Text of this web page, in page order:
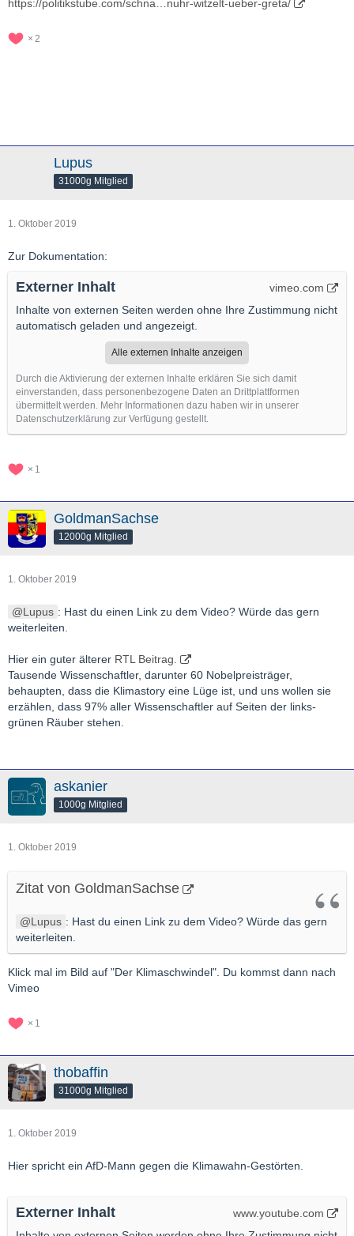
https://politikstube.com/schna…nuhr-witzelt-ueber-greta/
2
Lupus
31000g Mitglied
1. Oktober 2019
Zur Dokumentation:
Externer Inhalt
vimeo.com
Inhalte von externen Seiten werden ohne Ihre Zustimmung nicht
automatisch geladen und angezeigt.
Alle externen Inhalte anzeigen
Durch die Aktivierung der externen Inhalte erklären Sie sich damit
einverstanden, dass personenbezogene Daten an Drittplattformen
übermittelt werden. Mehr Informationen dazu haben wir in unserer
Datenschutzerklärung zur Verfügung gestellt.
1
GoldmanSachse
12000g Mitglied
1. Oktober 2019
Lupus : Hast du einen Link zu dem Video? Würde das gern
weiterleiten.
Hier ein guter älterer RTL Beitrag.
Tausende Wissenschaftler, darunter 60 Nobelpreisträger,
behaupten, dass die Klimastory eine Lüge ist, und uns wollen sie
erzählen, dass 97% aller Wissenschaftler auf Seiten der links-
grünen Räuber stehen.
askanier
1000g Mitglied
1. Oktober 2019
Zitat von GoldmanSachse
Lupus : Hast du einen Link zu dem Video? Würde das gern
weiterleiten.
Klick mal im Bild auf "Der Klimaschwindel". Du kommst dann nach
Vimeo
1
thobaffin
31000g Mitglied
1. Oktober 2019
Hier spricht ein AfD-Mann gegen die Klimawahn-Gestörten.
Externer Inhalt
www.youtube.com